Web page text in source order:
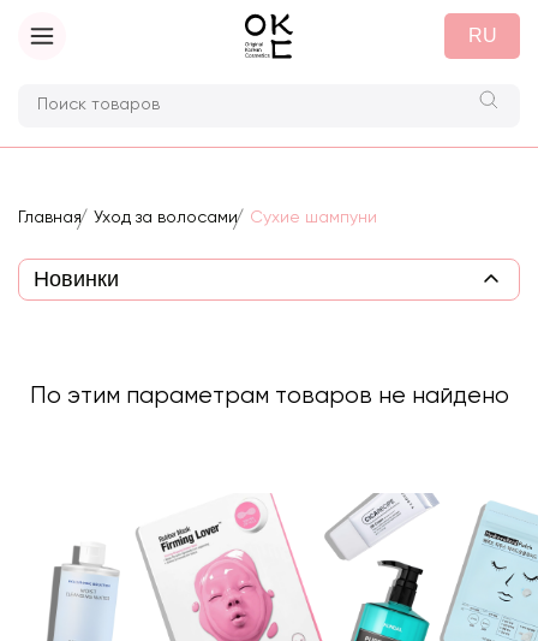
RU
Главная Уход за волосами Сухие шампуни
По этим параметрам товаров не найдено